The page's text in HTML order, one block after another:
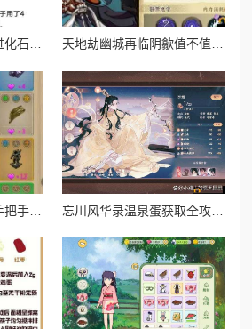
血泪总结坎公骑冠剑进化石副本通关暴哭预警！保姆级操作秘籍 天地劫幽城再临阴歙值不值得养？爆肝实测强度逆天？必看攻略！
忘川风华录温泉蛋获取全攻略！这5种方式让你暴击收藏季必备！